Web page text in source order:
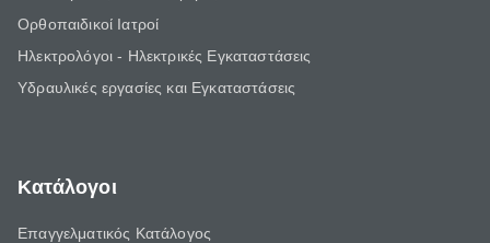
Ορθοπαιδικοί Ιατροί
Ηλεκτρολόγοι - Ηλεκτρικές Εγκαταστάσεις
Υδραυλικές εργασίες και Εγκαταστάσεις
Κατάλογοι
Επαγγελματικός Κατάλογος